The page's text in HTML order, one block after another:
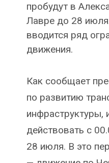
пробудут в
Лавре до 28
вводится ряд
движения.
Как сообщает
по развитию
инфраструктуры,
действовать с
28 июля. В это